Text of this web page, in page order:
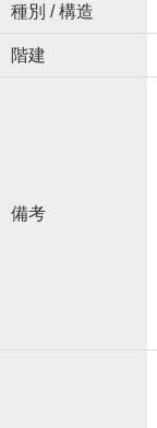
種別 / 構造
階建
備考